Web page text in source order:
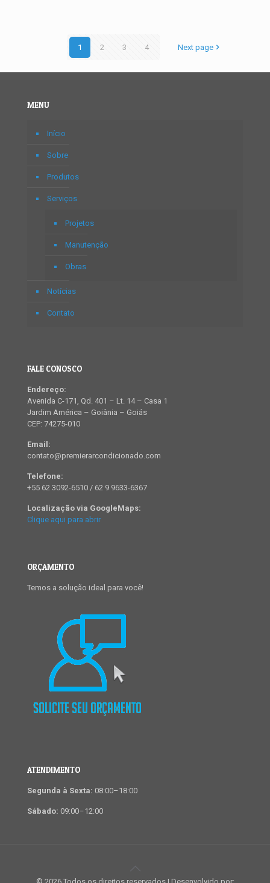
1 2 3 4 Next page
MENU
Início
Sobre
Produtos
Serviços
Projetos
Manutenção
Obras
Notícias
Contato
FALE CONOSCO
Endereço:
Avenida C-171, Qd. 401 – Lt. 14 – Casa 1
Jardim América – Goiânia – Goiás
CEP: 74275-010
Email:
contato@premierarcondicionado.com
Telefone:
+55 62 3092-6510 / 62 9 9633-6367
Localização via GoogleMaps:
Clique aqui para abrir
ORÇAMENTO
Temos a solução ideal para você!
ATENDIMENTO
Segunda à Sexta: 08:00–18:00
Sábado: 09:00–12:00